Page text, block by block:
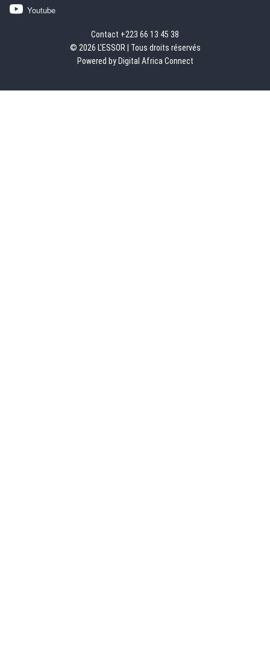
Youtube
Contact +223 66 13 45 38
© 2026 L'ESSOR | Tous droits réservés
Powered by Digital Africa Connect